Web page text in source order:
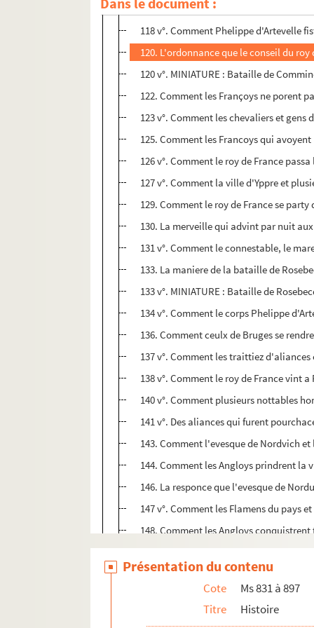
117 v°. Lettres transmises a ceulx de
118 v°. Comment Phelippe d'Artevelle
120. L'ordonnance que le conseil du
120 v°. MINIATURE : Bataille de
122. Comment les Françoys ne porent
123 v°. Comment les chevaliers et
125. Comment les Francoys qui
126 v°. Comment le roy de France
127 v°. Comment la ville d'Yppre et
129. Comment le roy de France se
130. La merveille qui advint par nuit
131 v°. Comment le connestable, le
133. La maniere de la bataille de
133 v°. MINIATURE : Bataille de
134 v°. Comment le corps Phelippe
136. Comment ceulx de Bruges se
137 v°. Comment les traittiez
138 v°. Comment le roy de France vint
140 v°. Comment plusieurs nottables
141 v°. Des aliances qui furent
143. Comment l'evesque de Nordvich
144. Comment les Angloys prindrent la
146. La responce que l'evesque de
147 v°. Comment les Flamens du pays
148. Comment les Angloys
149. Comment les Gantoys vindrent au
150. Du grant mandement que le roy
151 v°. MINIATURE : Siège d'Ypres
152 v°. Comment le duc Fedric de
Présentation du contenu
Cote
Ms 831 à 897
Titre
Histoire